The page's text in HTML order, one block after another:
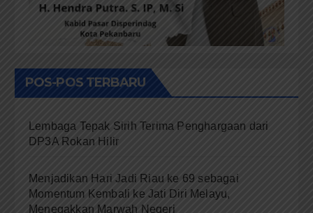
POS-POS TERBARU
Lembaga Tepak Sirih Terima Penghargaan dari
DP3A Rokan Hilir
Menjadikan Hari Jadi Riau ke 69 sebagai
Momentum Kembali ke Jati Diri Melayu,
Menegakkan Marwah Negeri